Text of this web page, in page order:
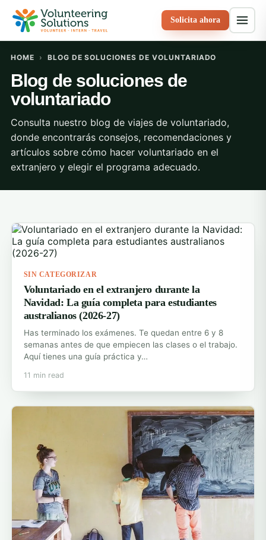
Solicita ahora
HOME › BLOG DE SOLUCIONES DE VOLUNTARIADO
Blog de soluciones de
voluntariado
Consulta nuestro blog de viajes de voluntariado,
donde encontrarás consejos, recomendaciones y
artículos sobre cómo hacer voluntariado en el
extranjero y elegir el programa adecuado.
SIN CATEGORIZAR
Voluntariado en el extranjero durante la
Navidad: La guía completa para estudiantes
australianos (2026-27)
Has terminado los exámenes. Te quedan entre 6 y 8
semanas antes de que empiecen las clases o el trabajo.
Aquí tienes una guía práctica y…
11 min read